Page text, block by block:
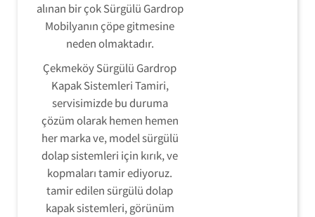
alınan bir çok Sürgülü Gardrop
Mobilyanın çöpe gitmesine
neden olmaktadır.
Çekmeköy Sürgülü Gardrop
Kapak Sistemleri Tamiri,
servisimizde bu duruma
çözüm olarak hemen hemen
her marka ve, model sürgülü
dolap sistemleri için kırık, ve
kopmaları tamir ediyoruz.
tamir edilen sürgülü dolap
kapak sistemleri, görünüm